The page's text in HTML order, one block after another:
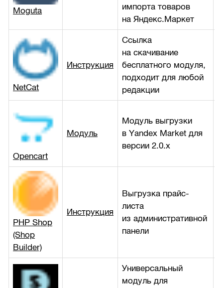
Moguta
импорта товаров
на Яндекс.Маркет
NetCat
Инструкция
Ссылка
на скачивание
бесплатного модуля,
подходит для любой
редакции
Opencart
Модуль
Модуль выгрузки
в Yandex Market для
версии 2.0.х
PHP Shop
(Shop
Builder)
Инструкция
Выгрузка прайс-
листа
из административной
панели
Универсальный
модуль для